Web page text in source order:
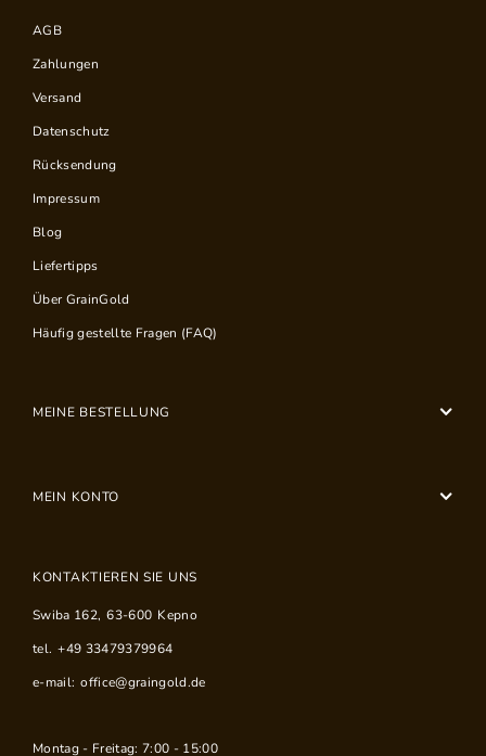
AGB
Zahlungen
Versand
Datenschutz
Rücksendung
Impressum
Blog
Liefertipps
Über GrainGold
Häufig gestellte Fragen (FAQ)
MEINE BESTELLUNG
MEIN KONTO
KONTAKTIEREN SIE UNS
Swiba 162, 63-600 Kepno
tel. +49 33479379964
e-mail: office@graingold.de
Montag - Freitag: 7:00 - 15:00